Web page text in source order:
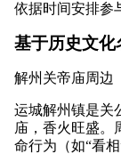
依据时间安排参
基于历史文化
解州关帝庙周边
运城解州镇是关
庙，香火旺盛。
命行为（如“看